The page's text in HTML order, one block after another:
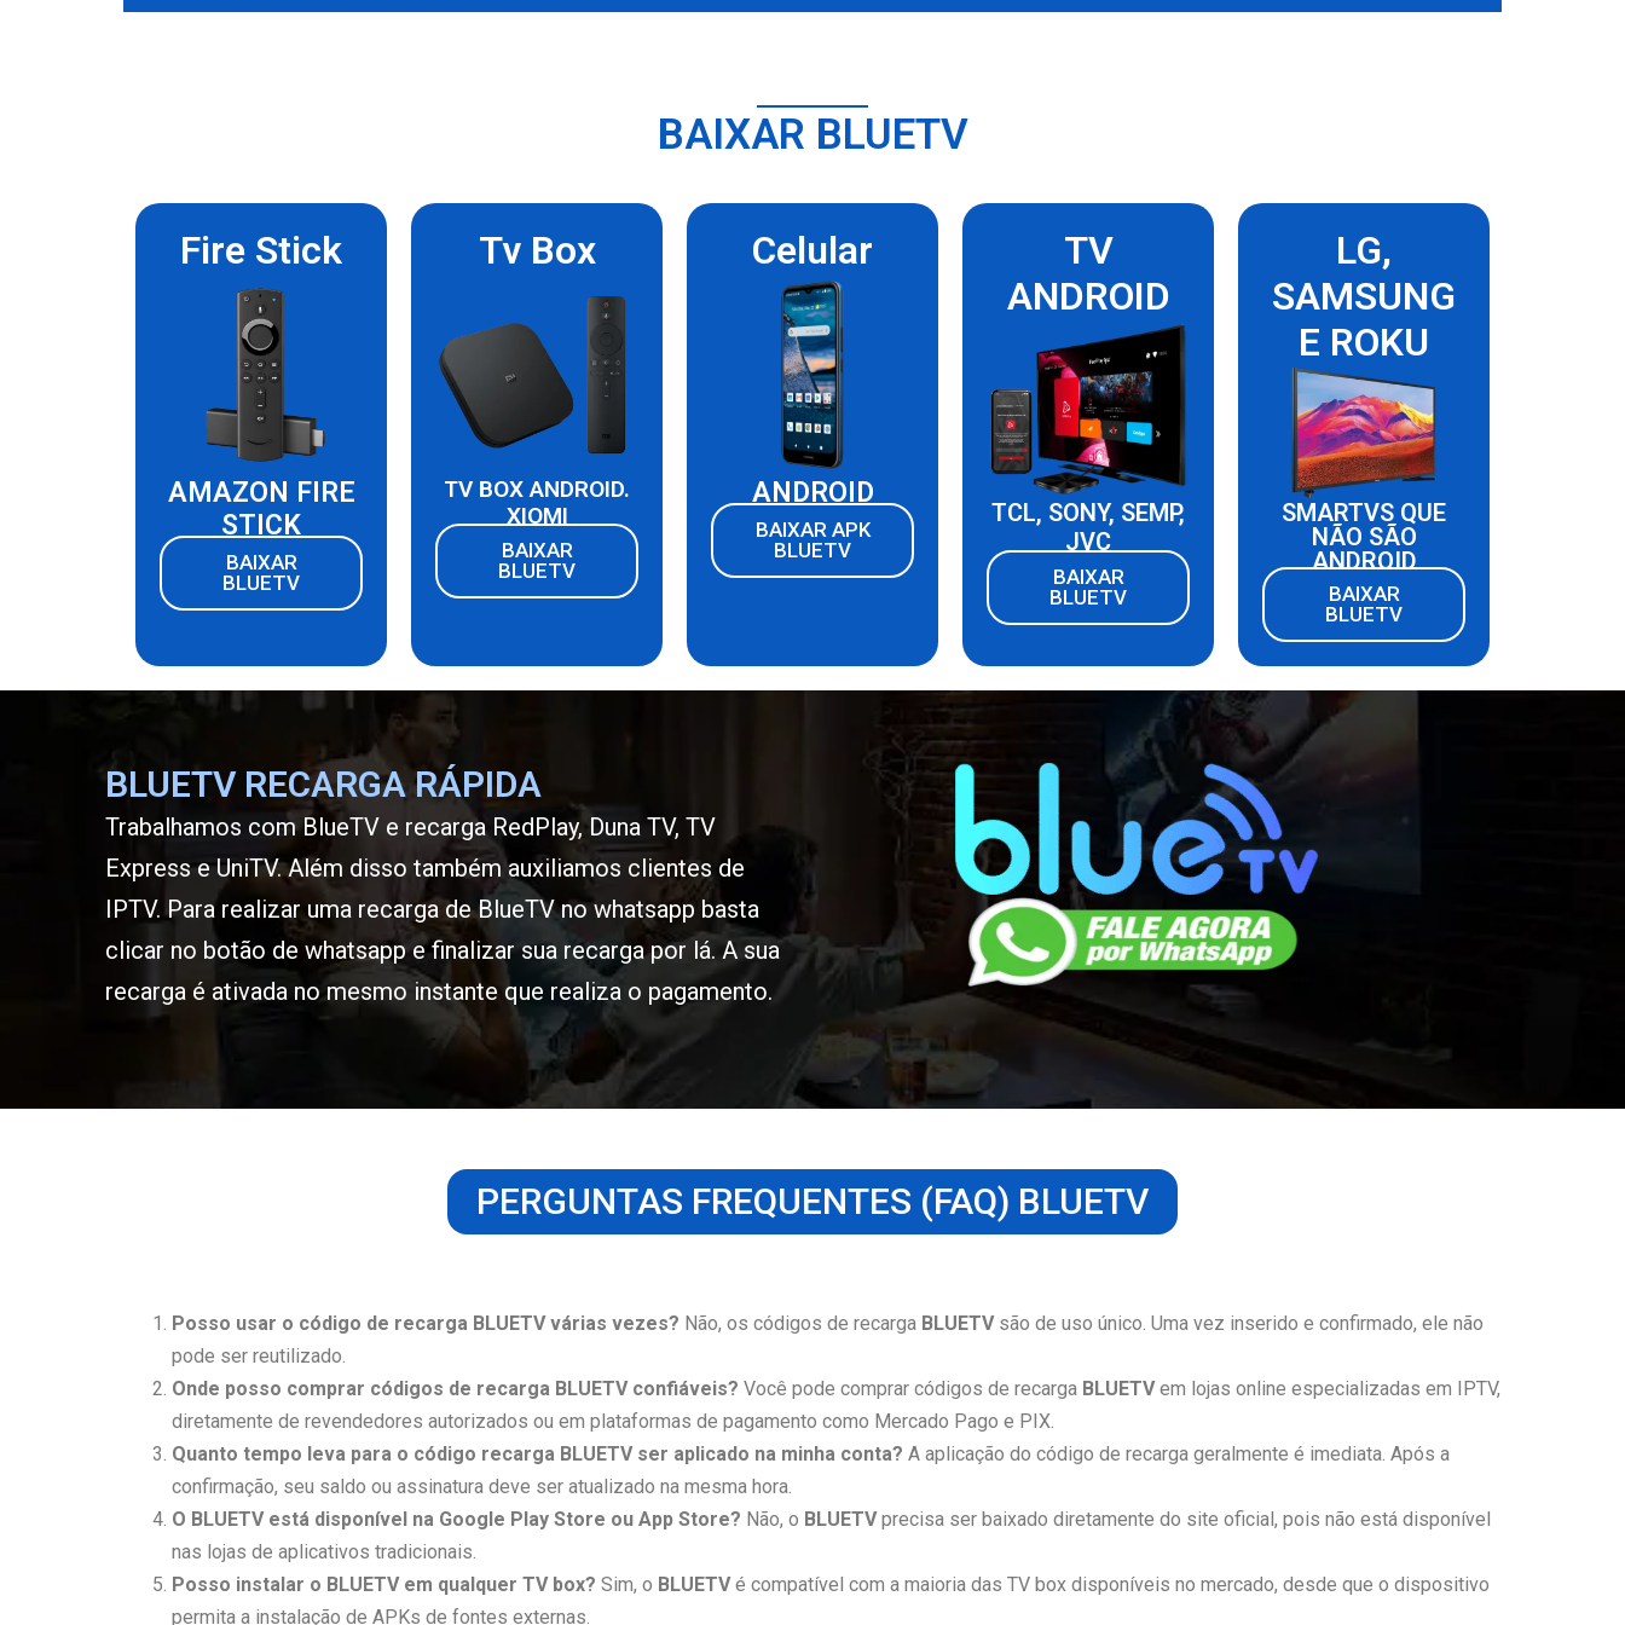
BAIXAR BLUETV
Fire Stick
AMAZON FIRE
STICK
BAIXAR
BLUETV
Tv Box
TV BOX ANDROID.
XIOMI
BAIXAR
BLUETV
Celular
ANDROID
BAIXAR APK
BLUETV
TV
ANDROID
TCL, SONY, SEMP,
JVC
BAIXAR
BLUETV
LG,
SAMSUNG
E ROKU
SMARTVS QUE
NÃO SÃO
ANDROID
BAIXAR
BLUETV
BLUETV RECARGA RÁPIDA
Trabalhamos com BlueTV e recarga RedPlay,Duna TV, TV
ExpresseUniTV. Além disso também auxiliamos clientes de
IPTV. Para realizar uma recarga de BlueTV no whatsapp basta
clicar no botão de whatsapp e finalizar sua recarga por lá. A sua
recarga é ativada no mesmo instante que realiza o pagamento.
PERGUNTAS FREQUENTES (FAQ) BLUETV
Posso usar o código de recarga BLUETV várias vezes? Não, os códigos de recarga BLUETVsão de uso único. Uma vez inserido e confirmado, ele não
pode ser reutilizado.
Onde posso comprar códigos de recarga BLUETV confiáveis? Você pode comprar códigos de recarga BLUETVem lojas online especializadas em IPTV,
diretamente de revendedores autorizados ou em plataformas de pagamento como Mercado Pago e PIX.
Quanto tempo leva para o código recarga BLUETV ser aplicado na minha conta? A aplicação do código de recarga geralmente é imediata. Após a
confirmação, seu saldo ou assinatura deve ser atualizado na mesma hora.
O BLUETV está disponível na Google Play Store ou App Store? Não, o BLUETVprecisa ser baixado diretamente do site oficial, pois não está disponível
nas lojas de aplicativos tradicionais.
Posso instalar o BLUETV em qualquer TV box? Sim, o BLUETVé compatível com a maioria das TV box disponíveis no mercado, desde que o dispositivo
permita a instalação de APKs de fontes externas.